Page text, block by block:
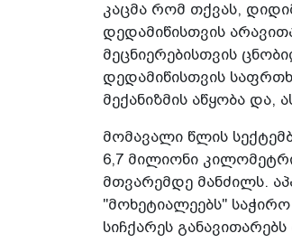
კაცმა რომ თქვას,
დედამიწისთვის
მეცნიერებისთვის
დედამიწისთვის
მექანიზმის აწყობა და,
მომავალი წლის
6,7 მილიონი
მთვარემდე მანძილს.
"მოხეტიალეებს"
სიჩქარეს